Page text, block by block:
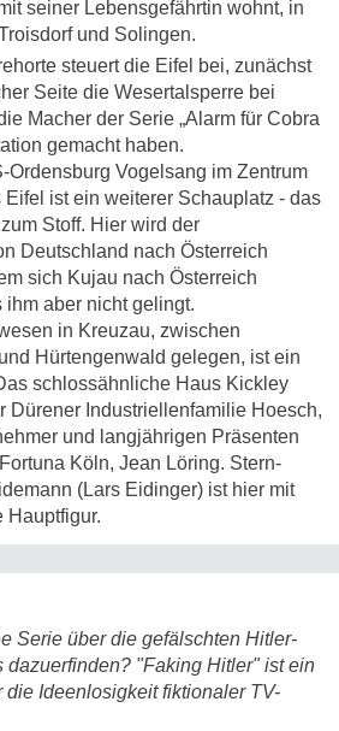
seiner Lebensgefährtin wohnt, in
und Solingen.
steuert die Eifel bei, zunächst
Seite die Wesertalsperre bei
Macher der Serie „Alarm für Cobra
gemacht haben.
Ordensburg Vogelsang im Zentrum
ist ein weiterer Schauplatz - das
Stoff. Hier wird der
Deutschland nach Österreich
sich Kujau nach Österreich
aber nicht gelingt.
in Kreuzau, zwischen
Hürtengenwald gelegen, ist ein
schlossähnliche Haus Kickley
Dürener Industriellenfamilie Hoesch,
und langjährigen Präsenten
Köln, Jean Löring. Stern-
(Lars Eidinger) ist hier mit
Hauptfigur.
Serie über die gefälschten Hitler-
dazuerfinden? "Faking Hitler" ist ein
Ideenlosigkeit fiktionaler TV-